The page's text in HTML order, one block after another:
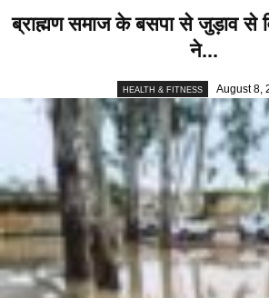
ब्राह्मण समाज के बसपा से जुड़ाव से
ने...
HEALTH & FITNESS August 8,